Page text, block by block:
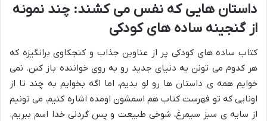
داستان هایی که نفس می کشند: چند نمونه
از گنجینه ساده های کودکی
کتاب ساده های کودکی پر از عناوین جذاب و کنجکاوی برانگیزه که
هر کدوم می تونن یه دنیای جدید رو به روی خواننده باز کنن. نمی
خوایم همه ی داستان ها رو لو بدیم، اما اگه بخوایم به چند تا از
اونایی که تو فهرست کتاب هم اسمشون اومده اشاره کنیم، می تونیم
از سایه ی سبز سیمرغ، شوخی طبیعت و پس گردنی خدا اسم ببریم.